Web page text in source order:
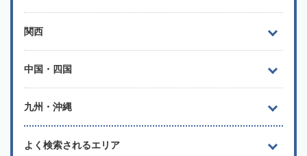
関西
中国・四国
九州・沖縄
よく検索されるエリア